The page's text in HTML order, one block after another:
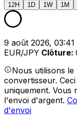
12H 1D 1W 1M
9 août 2026,
EUR/JPY Clôture:
Nous utilisons
convertisseur.
uniquement. Vous
l'envoi d'argent.
d'envoi